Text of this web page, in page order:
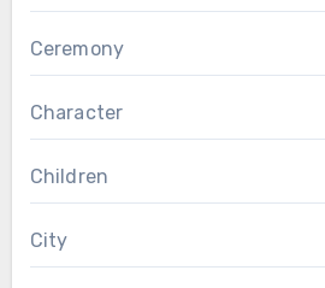
Ceremony
Character
Children
City